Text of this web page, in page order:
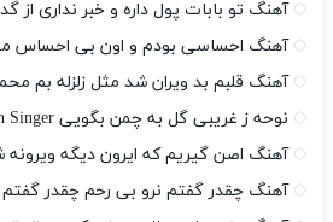
آهنگ تو بابات پول داره و خبر نداری از
آهنگ احساسی بودم و اون بی احساس
آهنگ قلبم بد ویران شد مثل زلزله بم
نوحه ز غریبی گل به چمن بگویی Unknown Singer
آهنگ اصن گیریم که ایرون دیگه ویرونه
آهنگ چقدر گفتم نرو بی رحم چقدر گفتم